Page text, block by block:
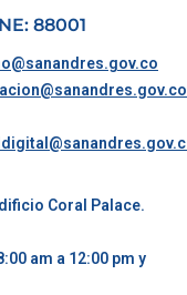
88001
Coral Palace.
am a 12:00 pm y